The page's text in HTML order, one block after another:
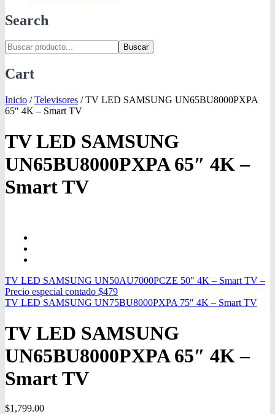
Search
Buscar
Cart
Inicio / Televisores /TV LED SAMSUNG UN65BU8000PXPA
65″ 4K – Smart TV
TV LED SAMSUNG
UN65BU8000PXPA 65″ 4K –
Smart TV
TV LED SAMSUNG UN50AU7000PCZE 50″ 4K – Smart TV –
Precio especial contado $479
TV LED SAMSUNG UN75BU8000PXPA 75″ 4K – Smart TV
TV LED SAMSUNG
UN65BU8000PXPA 65″ 4K –
Smart TV
$1,799.00